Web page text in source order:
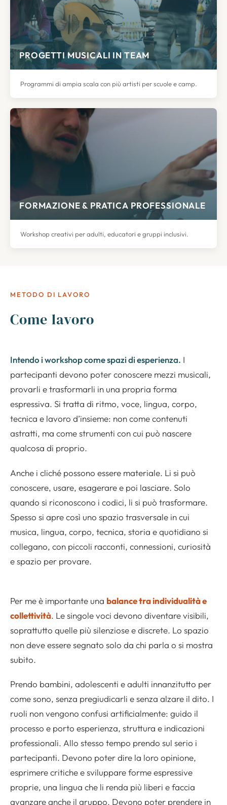
PROGETTI MUSICALI IN TEAM
Programmi di ampia scala con più artisti per scuole e camp.
FORMAZIONE & PRATICA PROFESSIONALE
Workshop creativi per adulti, educatori e gruppi inclusivi.
METODO DI LAVORO
Come lavoro
Intendo i workshop come spazi di esperienza. I
partecipanti devono poter conoscere mezzi musicali,
provarli e trasformarli in una propria forma
espressiva. Si tratta di ritmo, voce, lingua, corpo,
tecnica e lavoro d’insieme: non come contenuti
astratti, ma come strumenti con cui può nascere
qualcosa di proprio.
Anche i cliché possono essere materiale. Li si può
conoscere, usare, esagerare e poi lasciare. Solo
quando si riconoscono i codici, li si può trasformare.
Spesso si apre così uno spazio trasversale in cui
musica, lingua, corpo, tecnica, storia e quotidiano si
collegano, con piccoli racconti, connessioni, curiosità
e spazio per provare.
Per me è importante una balance tra individualità e
collettività. Le singole voci devono diventare visibili,
soprattutto quelle più silenziose e discrete. Lo spazio
non deve essere segnato solo da chi parla o si mostra
subito.
Prendo bambini, adolescenti e adulti innanzitutto per
come sono, senza pregiudicarli e senza alzare il dito. I
ruoli non vengono confusi artificialmente: guido il
processo e porto esperienza, struttura e indicazioni
professionali. Allo stesso tempo prendo sul serio i
partecipanti. Devono poter dire la loro opinione,
esprimere critiche e sviluppare forme espressive
proprie, una lingua che li renda più liberi e faccia
avanzare anche il gruppo. Devono poter prendere in